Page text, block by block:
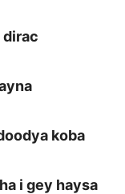
dirac
koba
i gey haysa